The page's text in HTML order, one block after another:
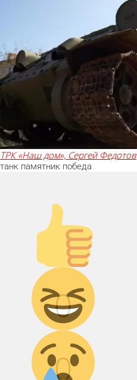
ТРК «Наш дом», Сергей Федотов
танк памятник победа
Палец
вверх!
0
Дикий смех!
0
Грусть :(